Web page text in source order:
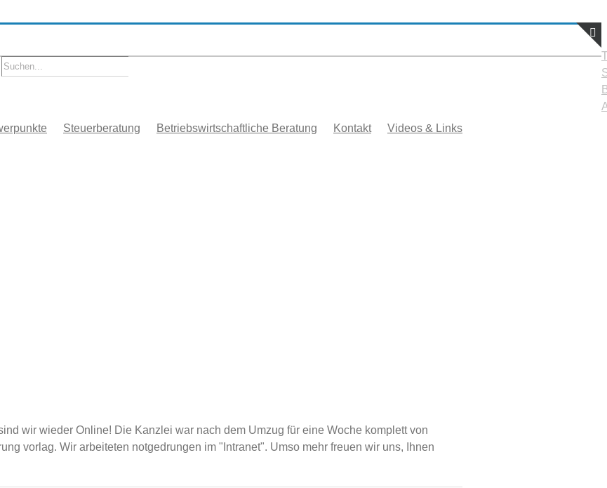
Steuerberatung Betriebswirtschaftliche Beratung Kontakt Videos & Links
wir wieder Online! Die Kanzlei war nach dem Umzug für eine Woche komplett von
vorlag. Wir arbeiteten notgedrungen im "Intranet". Umso mehr freuen wir uns, Ihnen